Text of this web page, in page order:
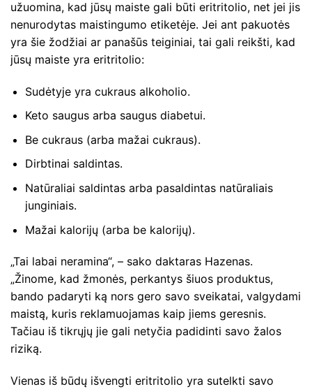
užuomina, kad jūsų maiste gali būti eritritolio, net jei jis
nenurodytas maistingumo etiketėje. Jei ant pakuotės
yra šie žodžiai ar panašūs teiginiai, tai gali reikšti, kad
jūsų maiste yra eritritolio:
Sudėtyje yra cukraus alkoholio.
Keto saugus arba saugus diabetui.
Be cukraus (arba mažai cukraus).
Dirbtinai saldintas.
Natūraliai saldintas arba pasaldintas natūraliais
junginiais.
Mažai kalorijų (arba be kalorijų).
„Tai labai neramina“, – sako daktaras Hazenas.
„Žinome, kad žmonės, perkantys šiuos produktus,
bando padaryti ką nors gero savo sveikatai, valgydami
maistą, kuris reklamuojamas kaip jiems geresnis.
Tačiau iš tikrųjų jie gali netyčia padidinti savo žalos
riziką.
Vienas iš būdų išvengti eritritolio yra sutelkti savo